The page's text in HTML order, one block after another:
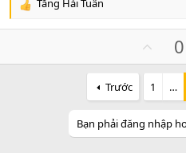
R
t
Tăng Hải Tuân
p
o
t
e
0
Trước 1 …
Bạn phải đăng nhập